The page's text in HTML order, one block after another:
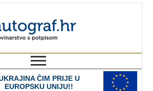
ČIM PRIJE U
EUROPSKU UNIJU!!